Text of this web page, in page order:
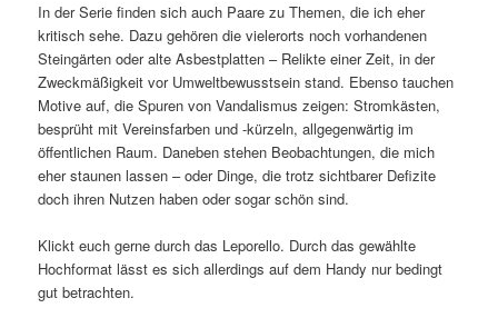
In der Serie finden sich auch Paare zu Themen, die ich eher
kritisch sehe. Dazu gehören die vielerorts noch vorhandenen
Steingärten oder alte Asbestplatten – Relikte einer Zeit, in der
Zweckmäßigkeit vor Umweltbewusstsein stand. Ebenso tauchen
Motive auf, die Spuren von Vandalismus zeigen: Stromkästen,
besprüht mit Vereinsfarben und -kürzeln, allgegenwärtig im
öffentlichen Raum. Daneben stehen Beobachtungen, die mich
eher staunen lassen – oder Dinge, die trotz sichtbarer Defizite
doch ihren Nutzen haben oder sogar schön sind.
Klickt euch gerne durch das Leporello. Durch das gewählte
Hochformat lässt es sich allerdings auf dem Handy nur bedingt
gut betrachten.